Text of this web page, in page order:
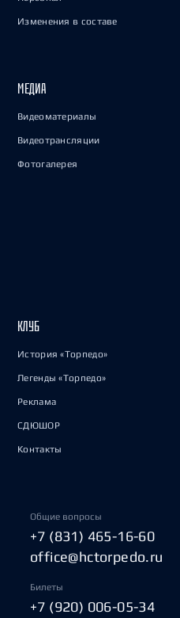
Изменения в составе
МЕДИА
Видеоматериалы
Видеотрансляции
Фотогалерея
КЛУБ
История «Торпедо»
Легенды «Торпедо»
Реклама
СДЮШОР
Контакты
Общие вопросы
+7 (831) 465-16-60
office@hctorpedo.ru
Билеты
+7 (920) 006-05-34